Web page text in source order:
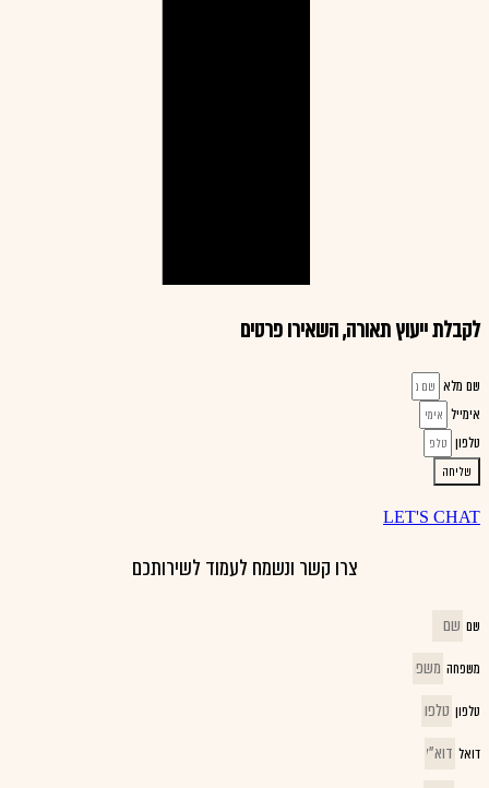
לקבלת ייעוץ תאורה, השאירו פרטים
שם מלא
אימייל
טלפון
שליחה
LET'S CHAT
צרו קשר ונשמח לעמוד לשירותכם
שם
משפחה
טלפון
דואל